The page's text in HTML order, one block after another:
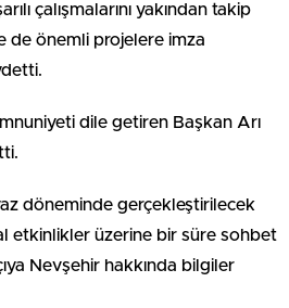
çalışmalarını yakından takip
de önemli projelere imza
dile getiren Başkan Arı
döneminde gerçekleştirilecek
etkinlikler üzerine bir süre sohbet
Nevşehir hakkında bilgiler